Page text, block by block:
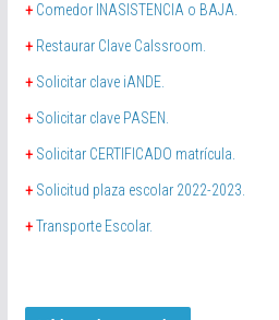
+ Comedor INASISTENCIA o BAJA.
+ Restaurar Clave Calssroom.
+ Solicitar clave iANDE.
+ Solicitar clave PASEN.
+ Solicitar CERTIFICADO matrícula.
+ Solicitud plaza escolar 2022-2023.
+Transporte Escolar.